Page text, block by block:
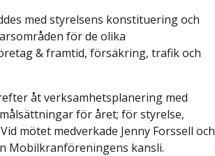
med styrelsens konstituering och
för de olika
& framtid, försäkring, trafik och
åt verksamhetsplanering med
för året; för styrelse,
mötet medverkade Jenny Forssell och
Mobilkranföreningens kansli.